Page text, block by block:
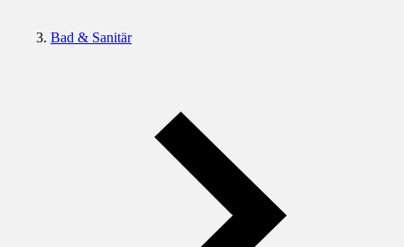
Bad & Sanitär